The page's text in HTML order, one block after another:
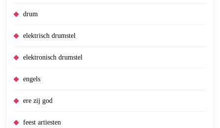
drum
elektrisch drumstel
elektronisch drumstel
engels
ere zij god
feest artiesten